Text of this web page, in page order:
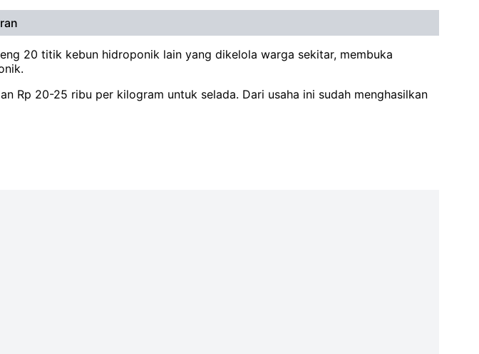
20 titik kebun hidroponik lain yang dikelola warga sekitar, membuka
Rp 20-25 ribu per kilogram untuk selada. Dari usaha ini sudah menghasilkan